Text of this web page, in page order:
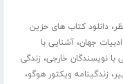
،دانلود کتاب های حزین
ادبیات جهان،آشنایی با
با نویسندگان خارجی، زندگی
، زندگینامه ویکتور هوگو،